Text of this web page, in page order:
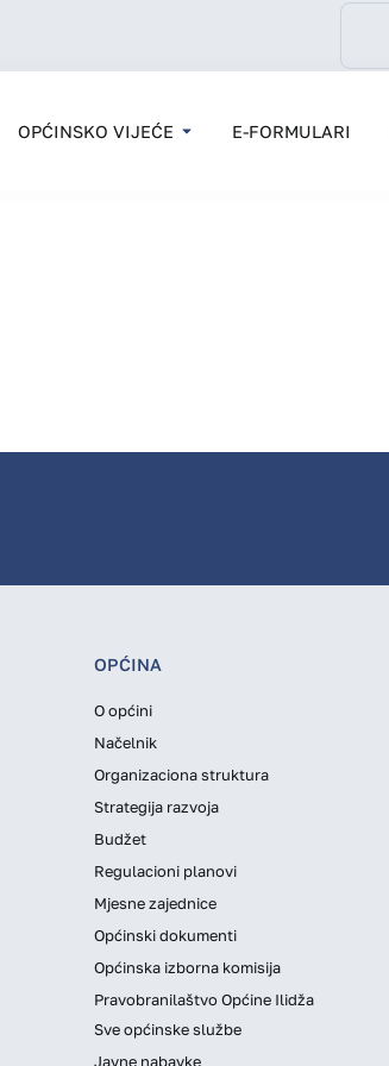
OPĆINSKO VIJEĆE E-FORMULARI
OPĆINA
O općini
Načelnik
Organizaciona struktura
Strategija razvoja
Budžet
Regulacioni planovi
Mjesne zajednice
Općinski dokumenti
Općinska izborna komisija
Pravobranilaštvo Općine Ilidža
Sve općinske službe
Javne nabavke